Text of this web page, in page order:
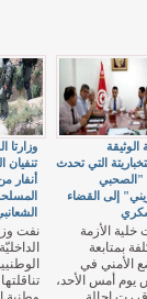
وزارتا
أنفار
نفت
الوثيقة
التي تحدث
"الصحبي
إلى القضاء
خلية الأزمة
بمتابعة
الأمني في
يوم أمس الأحد،